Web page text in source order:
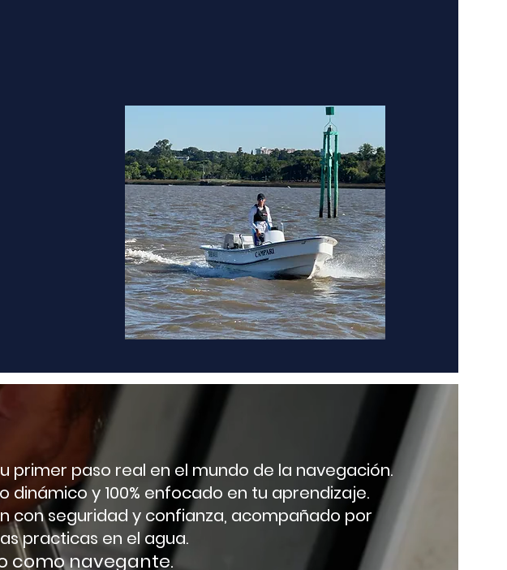
primer paso real en el mundo de la navegación.
y 100% enfocado en tu aprendizaje.
con seguridad y confianza, acompañado por
practicas en el agua.
como navegante.